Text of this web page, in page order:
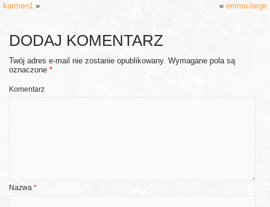
karmen1 » « emma-large
DODAJ KOMENTARZ
Twój adres e-mail nie zostanie opublikowany. Wymagane pola są
oznaczone*
Komentarz
Nazwa*